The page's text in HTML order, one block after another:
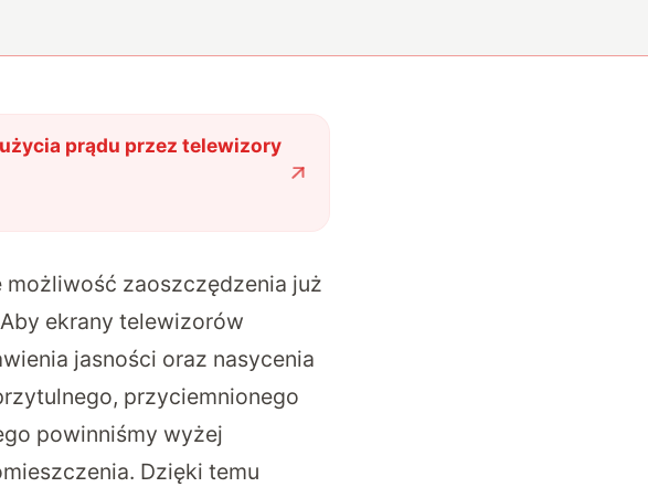
prądu przez telewizory
zaoszczędzenia już
ekrany telewizorów
jasności oraz nasycenia
przyciemnionego
powinniśmy wyżej
Dzięki temu